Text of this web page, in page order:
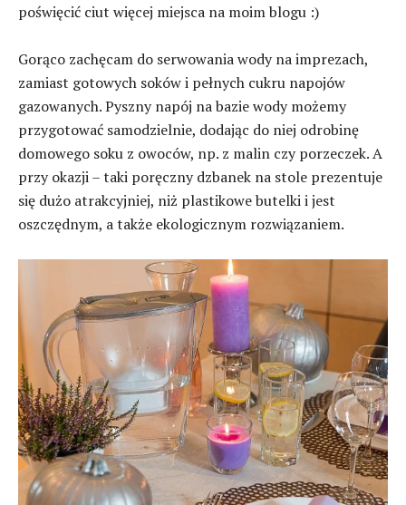
poświęcić ciut więcej miejsca na moim blogu :)
Gorąco zachęcam do serwowania wody na imprezach,
zamiast gotowych soków i pełnych cukru napojów
gazowanych. Pyszny napój na bazie wody możemy
przygotować samodzielnie, dodając do niej odrobinę
domowego soku z owoców, np. z malin czy porzeczek. A
przy okazji – taki poręczny dzbanek na stole prezentuje
się dużo atrakcyjniej, niż plastikowe butelki i jest
oszczędnym, a także ekologicznym rozwiązaniem.